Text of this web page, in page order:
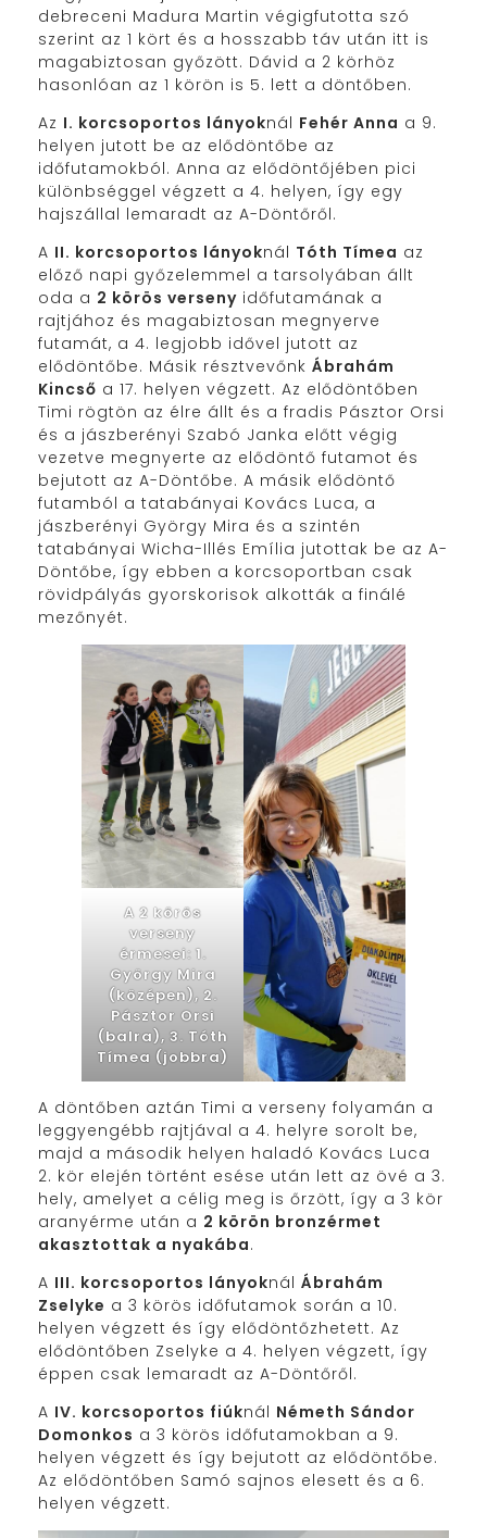
debreceni Madura Martin végigfutotta szó
szerint az 1 kört és a hosszabb táv után itt is
magabiztosan győzött. Dávid a 2 körhöz
hasonlóan az 1 körön is 5. lett a döntőben.
Az I. korcsoportos lányoknál Fehér Anna a 9.
helyen jutott be az elődöntőbe az
időfutamokból. Anna az elődöntőjében pici
különbséggel végzett a 4. helyen, így egy
hajszállal lemaradt az A-Döntőről.
A II. korcsoportos lányoknál Tóth Tímea az
előző napi győzelemmel a tarsolyában állt
oda a 2 körös verseny időfutamának a
rajtjához és magabiztosan megnyerve
futamát, a 4. legjobb idővel jutott az
elődöntőbe. Másik résztvevőnk Ábrahám
Kincső a 17. helyen végzett. Az elődöntőben
Timi rögtön az élre állt és a fradis Pásztor Orsi
és a jászberényi Szabó Janka előtt végig
vezetve megnyerte az elődöntő futamot és
bejutott az A-Döntőbe. A másik elődöntő
futamból a tatabányai Kovács Luca, a
jászberényi György Mira és a szintén
tatabányai Wicha-Illés Emília jutottak be az A-
Döntőbe, így ebben a korcsoportban csak
rövidpályás gyorskorisok alkották a finálé
mezőnyét.
A 2 körös
verseny
érmesei: 1.
György Mira
(középen), 2.
Pásztor Orsi
(balra), 3. Tóth
Tímea (jobbra)
A döntőben aztán Timi a verseny folyamán a
leggyengébb rajtjával a 4. helyre sorolt be,
majd a második helyen haladó Kovács Luca
2. kör elején történt esése után lett az övé a 3.
hely, amelyet a célig meg is őrzött, így a 3 kör
aranyérme után a 2 körön bronzérmet
akasztottak a nyakába.
A III. korcsoportos lányoknál Ábrahám
Zselyke a 3 körös időfutamok során a 10.
helyen végzett és így elődöntőzhetett. Az
elődöntőben Zselyke a 4. helyen végzett, így
éppen csak lemaradt az A-Döntőről.
A IV. korcsoportos fiúknál Németh Sándor
Domonkos a 3 körös időfutamokban a 9.
helyen végzett és így bejutott az elődöntőbe.
Az elődöntőben Samó sajnos elesett és a 6.
helyen végzett.